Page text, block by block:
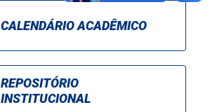
CALENDÁRIO ACADÊMICO
REPOSITÓRIO
INSTITUCIONAL